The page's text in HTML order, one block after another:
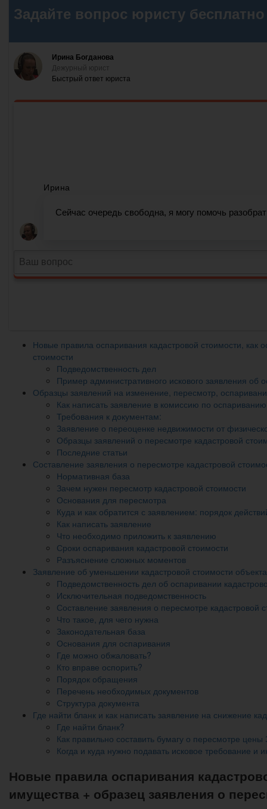
Новые правила оспаривания кадастровой стоимости, как
стоимости
Подведомственность дел
Пример административного искового заявления об
Образцы заявлений на изменение, пересмотр,
Как написать заявление в комиссию по
Требования к документам:
Заявление о переоценке недвижимости от
Образцы заявлений о пересмотре кадастровой
Последние статьи
Составление заявления о пересмотре кадастровой
Нормативная база
Зачем нужен пересмотр кадастровой стоимости
Основания для пересмотра
Куда и как обратится с заявлением: порядок
Как написать заявление
Что необходимо приложить к заявлению
Сроки оспаривания кадастровой стоимости
Разъяснение сложных моментов
Заявление об уменьшении кадастровой стоимости
Подведомственность дел об оспаривании
Исключительная подведомственность
Составление заявления о пересмотре кадастровой
Что такое, для чего нужна
Законодательная база
Основания для оспаривания
Где можно обжаловать?
Кто вправе оспорить?
Порядок обращения
Перечень необходимых документов
Структура документа
Где найти бланк и как написать заявление на снижение
Где найти бланк?
Как правильно составить бумагу о пересмотре цены
Когда и куда нужно подавать исковое требование
Новые правила оспаривания
имущества + образец заявления о